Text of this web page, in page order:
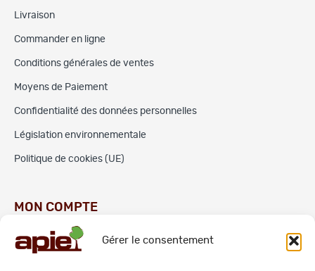
Gérer le consentement
Livraison
Commander en ligne
Conditions générales de ventes
Moyens de Paiement
Confidentialité des données personnelles
Législation environnementale
Politique de cookies (UE)
MON COMPTE
Commandes